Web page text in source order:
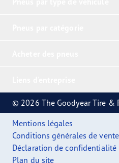
© 2026 The Goodyear Tire &
Mentions légales
Conditions générales de vente
Déclaration de confidentialité
Plan du site